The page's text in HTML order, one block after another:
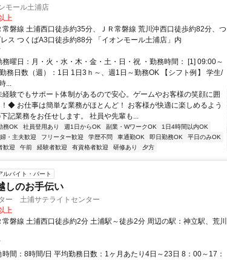
モール土浦店
上
常磐線 土浦西口徒歩約35分、ＪＲ常磐線 荒川沖西口徒歩約82分、つ
ス つくばA3口徒歩約88分 「イオンモール土浦店」内
務曜日：月・火・水・木・金・土・日・祝 ・勤務時間： [1] 09:00～
務日数（週）：1日 1日3ｈ～、週1日～勤務OK 【シフト例】 学生/
...
験でもサポート体制があるので安心。ゲームやお客様の笑顔に囲
◆ お仕事は簡単な業務がほとんど！ お客様が快適に楽しめるよう
記業務をお任せします。 社員や先輩も...
務OK 社員登用あり 週1日からOK 副業・WワークOK
1日4時間以内OK
・主夫歓迎 フリーター歓迎 学歴不問 車通勤OK 即日勤務OK
平日のみOK
歓迎 午前 経験者歓迎 有資格者歓迎 研修あり 夕方
ルバイト・パート
しのお手伝い
ー 土浦サテライトセンター
上
常磐線 土浦西口徒歩約2分 土浦駅～徒歩2分 周辺の駅：神立駅、荒川
時間：8時間/日 平均勤務日数：1ヶ月あたり4日～23日 8：00～17：